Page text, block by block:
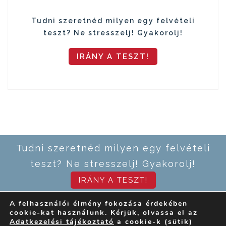
Tudni szeretnéd milyen egy felvételi
teszt? Ne stresszelj! Gyakorolj!
IRÁNY A TESZT!
Tudni szeretnéd milyen egy felvételi
teszt? Ne stresszelj! Gyakorolj!
IRÁNY A TESZT!
Kapcsolat Impresszum
A felhasználói élmény fokozása érdekében
cookie-kat használunk. Kérjük, olvassa el az
Adatkezelési tájékoztató a cookie-k (sütik)